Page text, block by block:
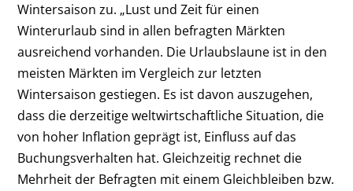
Wintersaison zu. „Lust und Zeit für einen
Winterurlaub sind in allen befragten Märkten
ausreichend vorhanden. Die Urlaubslaune ist in den
meisten Märkten im Vergleich zur letzten
Wintersaison gestiegen. Es ist davon auszugehen,
dass die derzeitige weltwirtschaftliche Situation, die
von hoher Inflation geprägt ist, Einfluss auf das
Buchungsverhalten hat. Gleichzeitig rechnet die
Mehrheit der Befragten mit einem Gleichbleiben bzw.